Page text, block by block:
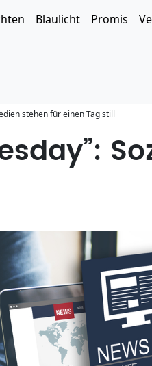
Blaulicht Promis
stehen für einen Tag still